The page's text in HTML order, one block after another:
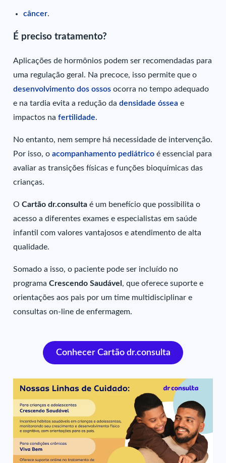
câncer.
É preciso tratamento?
Aplicações de hormônios podem ser recomendadas para
uma regulação geral. Na precoce, isso permite que o
desenvolvimento dos ossos ocorra no tempo adequado
e na tardia evita a redução dadensidade óssea e
impactos nafertilidade.
No entanto, nem sempre há necessidade de intervenção.
Por isso, oacompanhamento pediátrico é essencial para
avaliar as transições físicas e funções bioquímicas das
crianças.
OCartão dr.consulta é um benefício que possibilita o
acesso a diferentes exames e especialistas em saúde
infantil com valores vantajosos e atendimento de alta
qualidade.
Somado a isso, o paciente pode ser incluído no
programaCrescendo Saudável , que oferece suporte e
orientações aos pais por um time multidisciplinar e
consultas on-line de enfermagem.
Conhecer Cartão dr.consulta